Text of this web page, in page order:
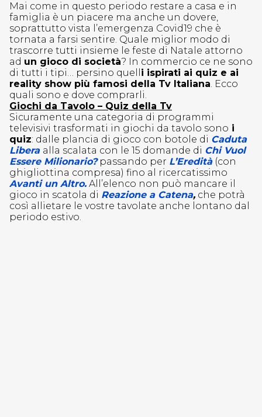
Mai come in questo periodo restare a casa e in
famiglia è un piacere ma anche un dovere,
soprattutto vista l’emergenza Covid19 che è
tornata a farsi sentire. Quale miglior modo di
trascorre tutti insieme le feste di Natale attorno
ad un gioco di società? In commercio ce ne sono
di tutti i tipi… persino quell i ispirati ai quiz e ai
reality show più famosi della Tv Italiana. Ecco
quali sono e dove comprarli.
Giochi da Tavolo – Quiz della Tv
Sicuramente una categoria di programmi
televisivi trasformati in giochi da tavolo sono i
quiz: dalle plancia di gioco con botole di Caduta
Libera alla scalata con le 15 domande di Chi Vuol
Essere Milionario?passando per L’Eredità(con
ghigliottina compresa) fino al ricercatissimo
Avanti un Altro. All’elenco non può mancare il
gioco in scatola di Reazione a Catena, che potrà
così allietare le vostre tavolate anche lontano dal
periodo estivo.